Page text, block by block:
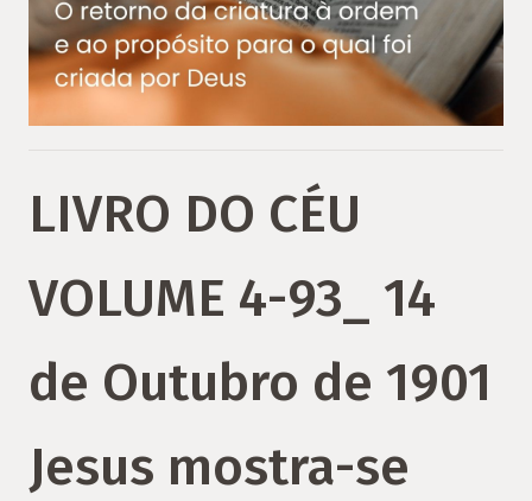
LIVRO DO CÉU
VOLUME 4-93_ 14
de Outubro de 1901
Jesus mostra-se